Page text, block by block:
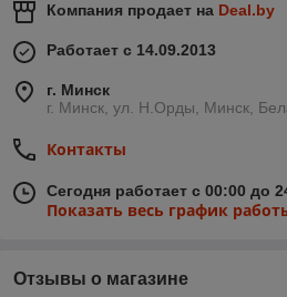
Компания продает на Deal.by
Работает с 14.09.2013
г. Минск
г. Минск, ул. Н.Орды, Минск,
Контакты
Сегодня работает с 00:00 до
Показать весь график
Отзывы о магазине